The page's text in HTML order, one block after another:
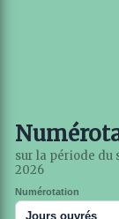
sur la période du
2026
Numérotation